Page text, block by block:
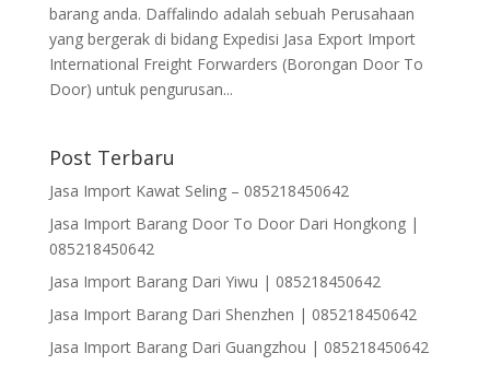
barang anda. Daffalindo adalah sebuah Perusahaan
yang bergerak di bidang Expedisi Jasa Export Import
International Freight Forwarders (Borongan Door To
Door) untuk pengurusan...
Post Terbaru
Jasa Import Kawat Seling – 085218450642
Jasa Import Barang Door To Door Dari Hongkong |
085218450642
Jasa Import Barang Dari Yiwu | 085218450642
Jasa Import Barang Dari Shenzhen | 085218450642
Jasa Import Barang Dari Guangzhou | 085218450642